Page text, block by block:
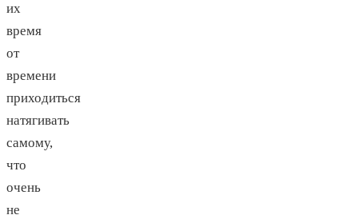
их
время
от
времени
приходиться
натягивать
самому,
что
очень
не